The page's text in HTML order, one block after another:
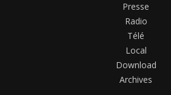
Presse
Radio
Télé
Local
Download
Archives